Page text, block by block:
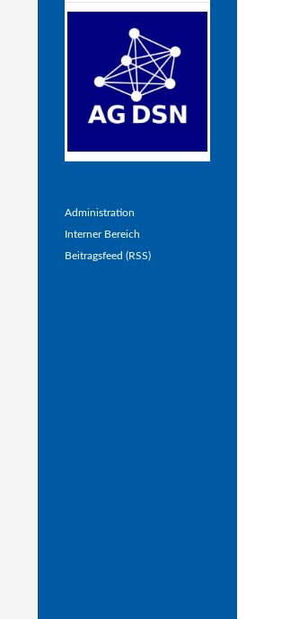
Administration
Interner Bereich
Beitragsfeed (RSS)